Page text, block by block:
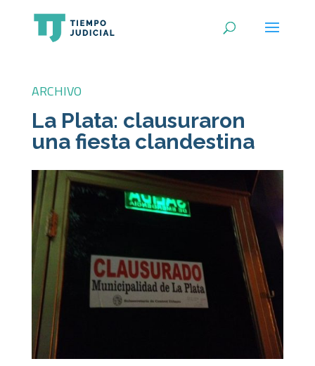
ARCHIVO
La Plata: clausuraron
una fiesta clandestina